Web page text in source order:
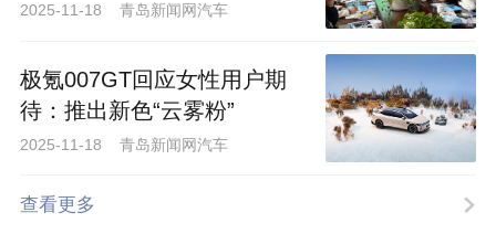
2025-11-18 青岛新闻网汽车
极氪007GT回应女性用户期
待：推出新色“云雾粉”
2025-11-18 青岛新闻网汽车
查看更多